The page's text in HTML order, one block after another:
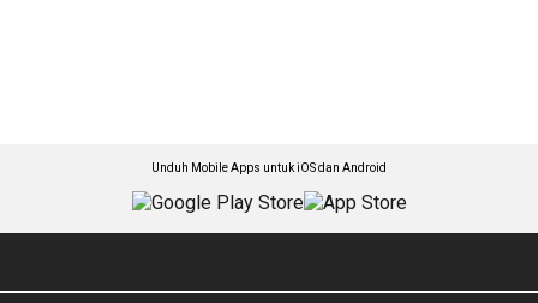
Unduh Mobile Apps untuk iOS dan Android